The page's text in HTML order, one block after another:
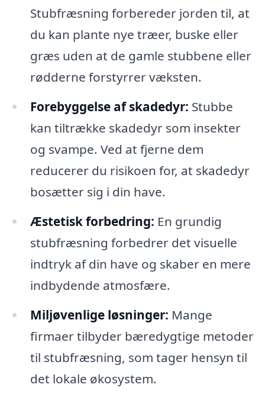
Stubfræsning forbereder jorden til, at
du kan plante nye træer, buske eller
græs uden at de gamle stubbene eller
rødderne forstyrrer væksten.
Forebyggelse af skadedyr: Stubbe
kan tiltrække skadedyr som insekter
og svampe. Ved at fjerne dem
reducerer du risikoen for, at skadedyr
bosætter sig i din have.
Æstetisk forbedring: En grundig
stubfræsning forbedrer det visuelle
indtryk af din have og skaber en mere
indbydende atmosfære.
Miljøvenlige løsninger: Mange
firmaer tilbyder bæredygtige metoder
til stubfræsning, som tager hensyn til
det lokale økosystem.